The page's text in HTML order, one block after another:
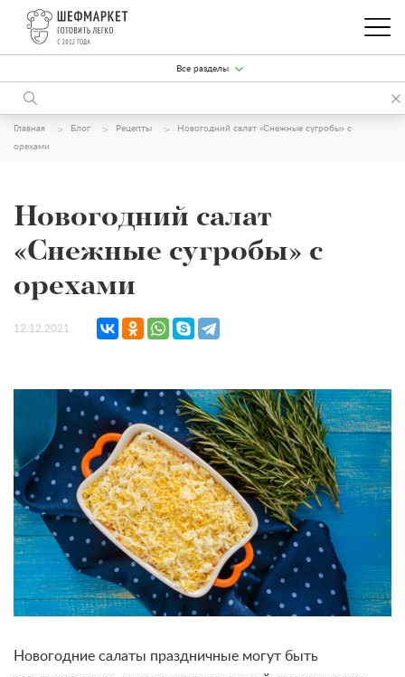
Все разделы
Главная Блог Рецепты
Новогодний салат «Снежные сугробы» с
орехами
Новогодний салат
«Снежные сугробы» с
орехами
12.12.2021
Новогодние салаты праздничные могут быть